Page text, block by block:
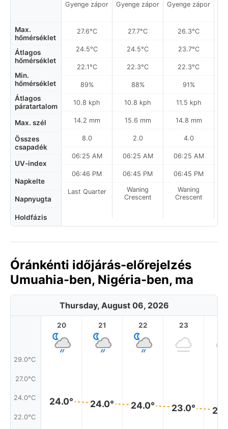
Max.
hőmérséklet
Átlagos
hőmérséklet
Min.
hőmérséklet
Átlagos
páratartalom
Max. szél
Összes
csapadék
UV-index
Napkelte
Napnyugta
Holdfázis
Gyenge zápor
27.6°C
24.5°C
22.1°C
89%
10.8 kph
14.2 mm
8.0
06:25 AM
06:46 PM
Last Quarter
Gyenge zápor
27.7°C
24.5°C
22.3°C
88%
10.8 kph
15.6 mm
2.0
06:25 AM
06:45 PM
Waning
Crescent
Gyenge zápor
26.3°C
23.7°C
22.3°C
91%
11.5 kph
14.8 mm
4.0
06:25 AM
06:45 PM
Waning
Crescent
Óránkénti időjárás-előrejelzés
Umuahia-ben, Nigéria-ben, ma
Thursday, August 06, 2026
29.0°C
27.0°C
24.0°C
22.0°C
20
24.0°
21
24.0°
22
24.0°
23
23.0°